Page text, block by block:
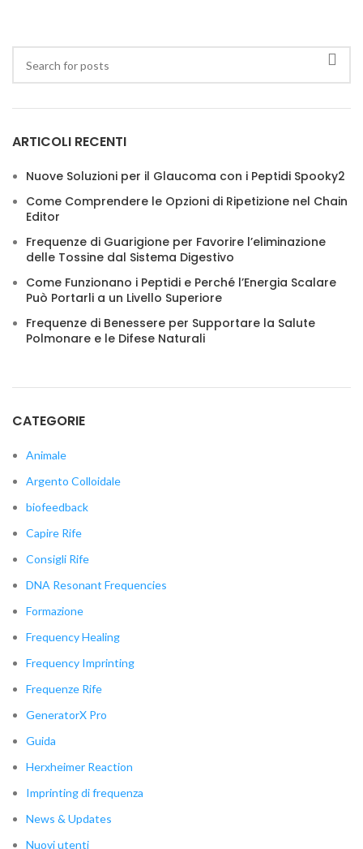
ARTICOLI RECENTI
Nuove Soluzioni per il Glaucoma con i Peptidi Spooky2
Come Comprendere le Opzioni di Ripetizione nel Chain
Editor
Frequenze di Guarigione per Favorire l’eliminazione
delle Tossine dal Sistema Digestivo
Come Funzionano i Peptidi e Perché l’Energia Scalare
Può Portarli a un Livello Superiore
Frequenze di Benessere per Supportare la Salute
Polmonare e le Difese Naturali
CATEGORIE
Animale
Argento Colloidale
biofeedback
Capire Rife
Consigli Rife
DNA Resonant Frequencies
Formazione
Frequency Healing
Frequency Imprinting
Frequenze Rife
GeneratorX Pro
Guida
Herxheimer Reaction
Imprinting di frequenza
News & Updates
Nuovi utenti